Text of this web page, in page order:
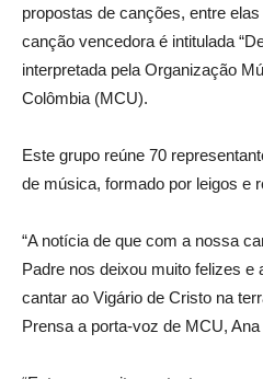
propostas de canções, entre
canção vencedora é intitulada
interpretada pela Organização
Colômbia (MCU).
Este grupo reúne 70
de música, formado por leigos e
“A notícia de que com a nossa
Padre nos deixou muito felizes e
cantar ao Vigário de Cristo na
Prensa a porta-voz de MCU, Ana